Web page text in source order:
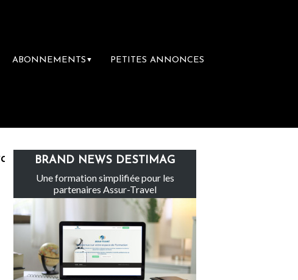
ABONNEMENTS ▼ PETITES ANNONCES
Le groupe Sainte-Claire rachète Eden Tour
BRAND NEWS DESTIMAG
Une formation simplifiée pour les
partenaires Assur-Travel